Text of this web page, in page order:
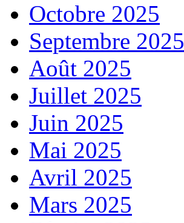
Octobre 2025
Septembre 2025
Août 2025
Juillet 2025
Juin 2025
Mai 2025
Avril 2025
Mars 2025